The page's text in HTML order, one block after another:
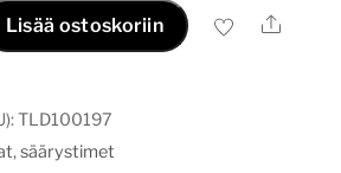
Lisää ostoskoriin Ale
TLD100197
,säärystimet